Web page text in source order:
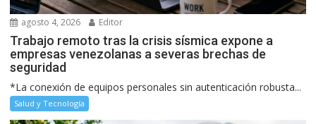
agosto 4, 2026 Editor
Trabajo remoto tras la crisis sísmica expone a
empresas venezolanas a severas brechas de
seguridad
*La conexión de equipos personales sin autenticación robusta...
Salud y Tecnología